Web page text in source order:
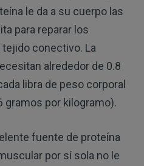
le da a su cuerpo las
para reparar los
conectivo. La
alrededor de 0.8
libra de peso corporal
gramos por kilogramo).
fuente de proteína
por sí sola no le